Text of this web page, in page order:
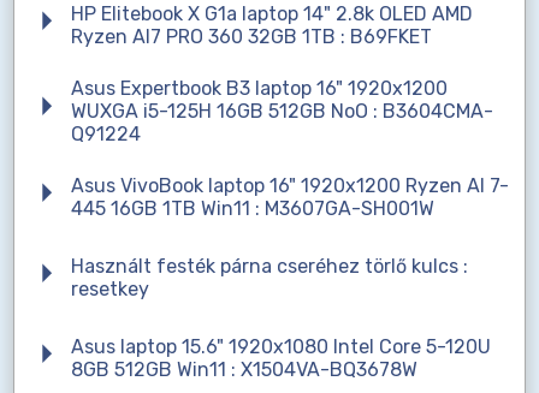
HP Elitebook X G1a laptop 14" 2.8k OLED AMD
Ryzen AI7 PRO 360 32GB 1TB : B69FKET
Asus Expertbook B3 laptop 16" 1920x1200
WUXGA i5-125H 16GB 512GB NoO : B3604CMA-
Q91224
Asus VivoBook laptop 16" 1920x1200 Ryzen AI 7-
445 16GB 1TB Win11 : M3607GA-SH001W
Használt festék párna cseréhez törlő kulcs :
resetkey
Asus laptop 15.6" 1920x1080 Intel Core 5-120U
8GB 512GB Win11 : X1504VA-BQ3678W